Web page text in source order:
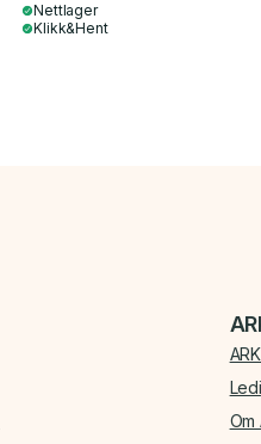
Nettlager
Klikk&Hent
Om